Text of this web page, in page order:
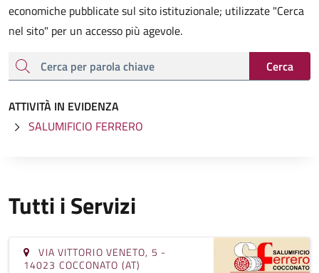
economiche pubblicate sul sito istituzionale; utilizzate "Cerca
nel sito" per un accesso più agevole.
cerca
Cerca
ATTIVITÀ IN EVIDENZA
SALUMIFICIO FERRERO
Tutti i Servizi
VIA VITTORIO VENETO, 5 -
14023 COCCONATO (AT)